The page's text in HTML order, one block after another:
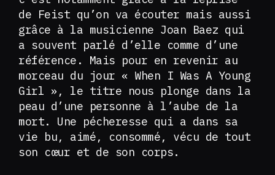
de Feist qu’on va écouter mais aussi
grâce à la musicienne Joan Baez qui
a souvent parlé d’elle comme d’une
référence. Mais pour en revenir au
morceau du jour « When I Was A Young
Girl », le titre nous plonge dans la
peau d’une personne à l’aube de la
mort. Une pécheresse qui a dans sa
vie bu, aimé, consommé, vécu de tout
son cœur et de son corps.